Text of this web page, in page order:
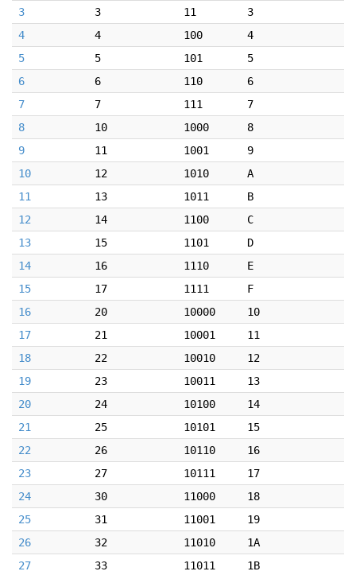
3
3 11
3
4
4 100
4
5
5 101
5
6
6 110
6
7
7 111
7
8
10 1000
8
9
11 1001
9
10
12 1010
A
11
13 1011
B
12
14 1100
C
13
15 1101
D
14
16 1110
E
15
17 1111
F
16
20 10000
10
17
21 10001
11
18
22 10010
12
19
23 10011
13
20
24 10100
14
21
25 10101
15
22
26 10110
16
23
27 10111
17
24
30 11000
18
25
31 11001
19
26
32 11010
1A
27
33 11011
1B